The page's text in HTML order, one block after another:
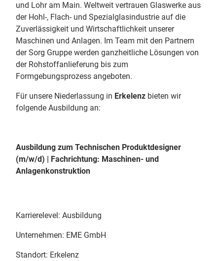
und Lohr am Main. Weltweit vertrauen Glaswerke aus
der Hohl-, Flach- und Spezialglasindustrie auf die
Zuverlässigkeit und Wirtschaftlichkeit unserer
Maschinen und Anlagen. Im Team mit den Partnern
der Sorg Gruppe werden ganzheitliche Lösungen von
der Rohstoffanlieferung bis zum
Formgebungsprozess angeboten.
Für unsere Niederlassung in Erkelenz bieten wir
folgende Ausbildung an:
Ausbildung zum Technischen Produktdesigner
(m/w/d) | Fachrichtung: Maschinen- und
Anlagenkonstruktion
Karrierelevel: Ausbildung
Unternehmen: EME GmbH
Standort: Erkelenz